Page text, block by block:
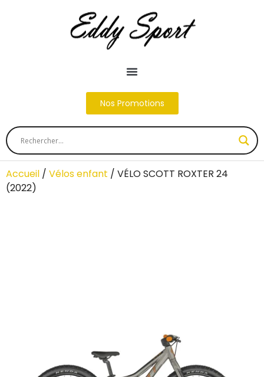
Nos Promotions
Accueil / Vélos enfant / VÉLO SCOTT ROXTER 24
(2022)